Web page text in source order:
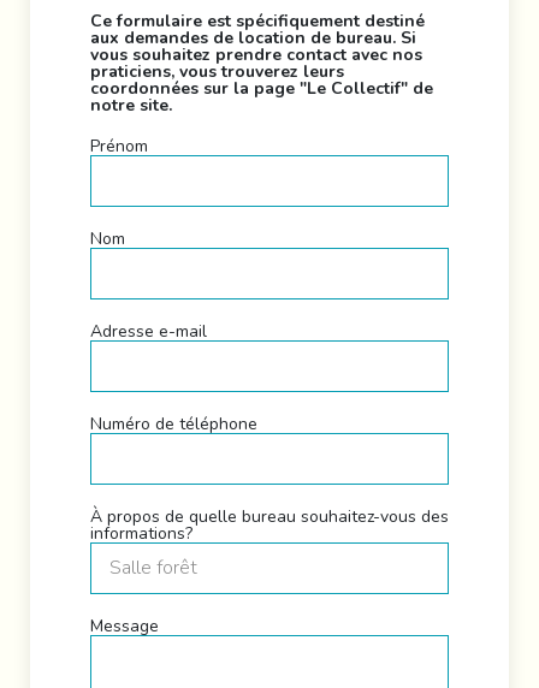
Ce formulaire est spécifiquement destiné
aux demandes de location de bureau. Si
vous souhaitez prendre contact avec nos
praticiens, vous trouverez leurs
coordonnées sur la page "Le Collectif" de
notre site.
Prénom
Nom
Adresse e-mail
Numéro de téléphone
À propos de quelle bureau souhaitez-vous des
informations?
Message